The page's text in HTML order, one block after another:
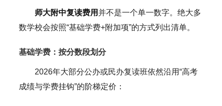
师大附中复读费用并不是一个单一数字。绝大多
数学校会按照“基础学费+附加项”的方式列出清单。
基础学费：按分数段划分
2026年大部分公办或民办复读班依然沿用“高考
成绩与学费挂钩”的阶梯定价：